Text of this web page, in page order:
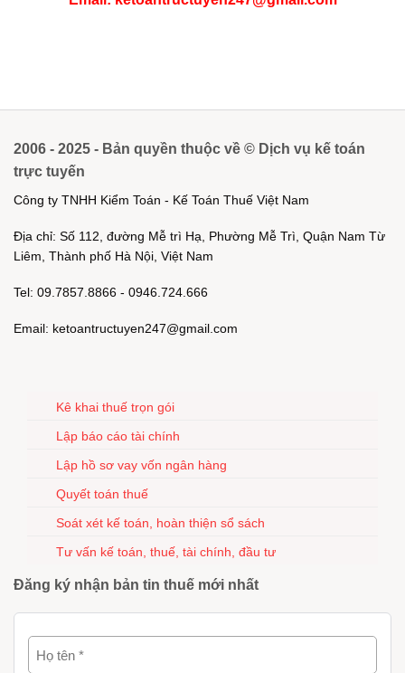
2006 - 2025 - Bản quyền thuộc về © Dịch vụ kế toán
trực tuyến
Công ty TNHH Kiểm Toán - Kế Toán Thuế Việt Nam
Địa chỉ: Số 112, đường Mễ trì Hạ, Phường Mễ Trì, Quận Nam Từ
Liêm, Thành phố Hà Nội, Việt Nam
Tel: 09.7857.8866 - 0946.724.666
Email: ketoantructuyen247@gmail.com
Kê khai thuế trọn gói
Lập báo cáo tài chính
Lập hồ sơ vay vốn ngân hàng
Quyết toán thuế
Soát xét kế toán, hoàn thiện sổ sách
Tư vấn kế toán, thuế, tài chính, đầu tư
Đăng ký nhận bản tin thuế mới nhất